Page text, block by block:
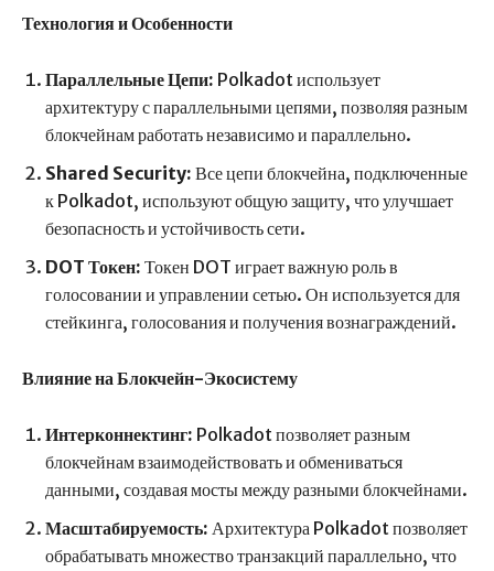
Технология и Особенности
Параллельные Цепи: Polkadot использует
архитектуру с параллельными цепями, позволяя разным
блокчейнам работать независимо и параллельно.
Shared Security: Все цепи блокчейна, подключенные
к Polkadot, используют общую защиту, что улучшает
безопасность и устойчивость сети.
DOT Токен: Токен DOT играет важную роль в
голосовании и управлении сетью. Он используется для
стейкинга, голосования и получения вознаграждений.
Влияние на Блокчейн-Экосистему
Интерконнектинг: Polkadot позволяет разным
блокчейнам взаимодействовать и обмениваться
данными, создавая мосты между разными блокчейнами.
Масштабируемость: Архитектура Polkadot позволяет
обрабатывать множество транзакций параллельно, что